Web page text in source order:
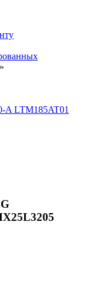
»
A LTM185AT01